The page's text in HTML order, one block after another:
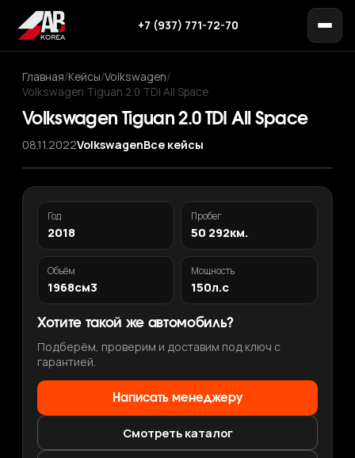
+7 (937) 771-72-70
Главная/Кейсы/Volkswagen/
Volkswagen Tiguan 2.0 TDI All Space
Volkswagen Tiguan 2.0 TDI All Space
08.11.2022VolkswagenВсе кейсы
Год
2018
Пробег
50 292км.
Объём
1968см3
Мощность
150л.с
Хотите такой же автомобиль?
Подберём, проверим и доставим под ключ с
гарантией.
Написать менеджеру
Смотреть каталог